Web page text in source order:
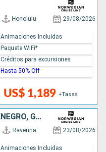
Honolulu 29/08/2026
US$ 1,189 +Tasas
Animaciones Incluidas
Paquete WiFi*
Créditos para excursiones
Hasta 50% Off
ITALIA, CROACIA, MONTENEGRO, GRECIA
Ravenna 23/08/2026
Animaciones Incluidas